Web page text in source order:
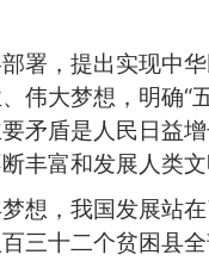
，提出实现中
大梦想，明确“
矛盾是人民日益
丰富和发展人类文
，我国发展站在
三十二个贫困县